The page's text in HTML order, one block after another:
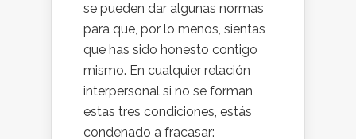
se pueden dar algunas normas
para que, por lo menos, sientas
que has sido honesto contigo
mismo. En cualquier relación
interpersonal si no se forman
estas tres condiciones, estás
condenado a fracasar: